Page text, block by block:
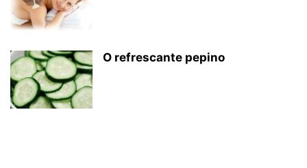
O refrescante pepino